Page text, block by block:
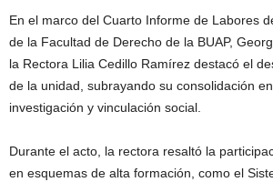
En el marco del Cuarto Informe de Labores
de la Facultad de Derecho de la BUAP,
la Rectora Lilia Cedillo Ramírez destacó el
de la unidad, subrayando su consolidación
investigación y vinculación social.
Durante el acto, la rectora resaltó la
en esquemas de alta formación, como el